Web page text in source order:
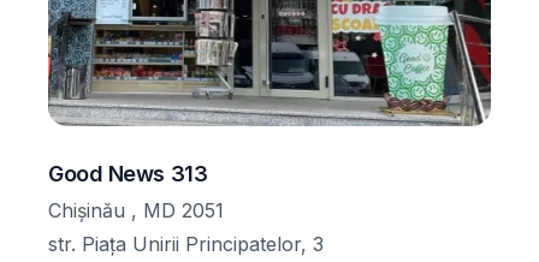
Good News 313
Chișinău , MD 2051
str. Piața Unirii Principatelor, 3